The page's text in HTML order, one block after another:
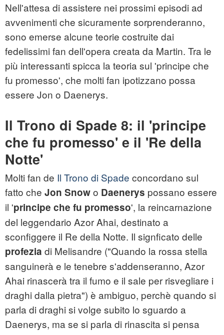
Nell'attesa di assistere nei prossimi episodi ad
avvenimenti che sicuramente sorprenderanno,
sono emerse alcune teorie costruite dai
fedelissimi fan dell'opera creata da Martin. Tra le
più interessanti spicca la teoria sul 'principe che
fu promesso', che molti fan ipotizzano possa
essere Jon o Daenerys.
Il Trono di Spade 8: il 'principe
che fu promesso' e il 'Re della
Notte'
Molti fan de Il Trono di Spade concordano sul
fatto che Jon Snowo Daenerys possano essere
il 'principe che fu promesso', la reincarnazione
del leggendario Azor Ahai, destinato a
sconfiggere il Re della Notte. Il signficato delle
profezia di Melisandre ("Quando la rossa stella
sanguinerà e le tenebre s'addenseranno, Azor
Ahai rinascerà tra il fumo e il sale per risvegliare i
draghi dalla pietra") è ambiguo, perchè quando si
parla di draghi si volge subito lo sguardo a
Daenerys, ma se si parla di rinascita si pensa